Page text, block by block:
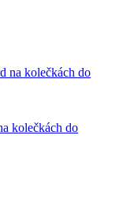
kolečkách do